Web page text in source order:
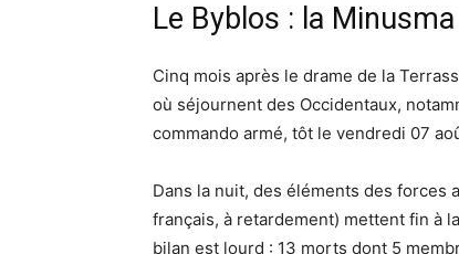
Le Byblos : la
Cinq mois après le drame de la
où séjournent des Occidentaux,
commando armé, tôt le vendredi 07
Dans la nuit, des éléments des forces
français, à retardement) mettent fin à
bilan est lourd : 13 morts dont 5